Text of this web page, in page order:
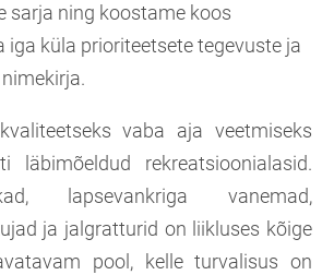
sarja ning koostame koos
iga küla prioriteetsete tegevuste ja
vaba aja veetmiseks
läbimõeldud rekreatsioonialasid.
lapsevankriga vanemad,
ja jalgratturid on liikluses kõige
pool, kelle turvalisus on